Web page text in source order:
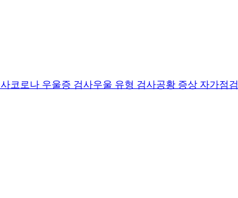
코로나 우울증 검사우울 유형 검사공황 증상 자가점검